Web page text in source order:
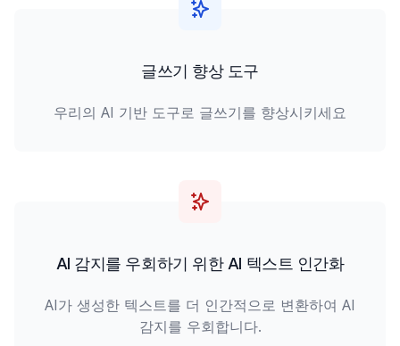
글쓰기 향상 도구
우리의 AI 기반 도구로 글쓰기를 향상시키세요
AI 감지를 우회하기 위한 AI 텍스트 인간화
AI가 생성한 텍스트를 더 인간적으로 변환하여 AI
감지를 우회합니다.